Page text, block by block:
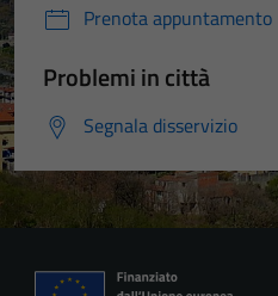
Prenota appuntamento
Problemi in città
Segnala disservizio